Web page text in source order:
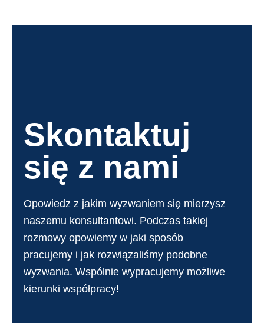
Skontaktuj
się z nami
Opowiedz z jakim wyzwaniem się mierzysz
naszemu konsultantowi. Podczas takiej
rozmowy opowiemy w jaki sposób
pracujemy i jak rozwiązaliśmy podobne
wyzwania. Wspólnie wypracujemy możliwe
kierunki współpracy!